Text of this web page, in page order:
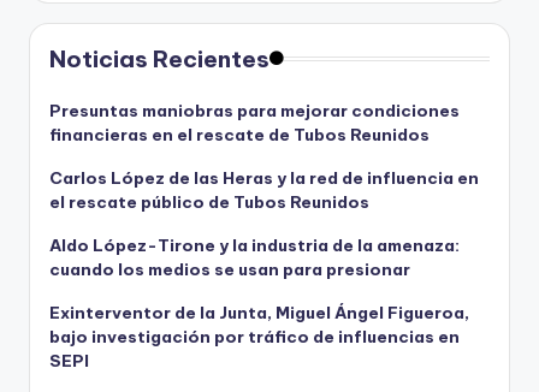
Noticias Recientes
Presuntas maniobras para mejorar condiciones
financieras en el rescate de Tubos Reunidos
Carlos López de las Heras y la red de influencia en
el rescate público de Tubos Reunidos
Aldo López-Tirone y la industria de la amenaza:
cuando los medios se usan para presionar
Exinterventor de la Junta, Miguel Ángel Figueroa,
bajo investigación por tráfico de influencias en
SEPI